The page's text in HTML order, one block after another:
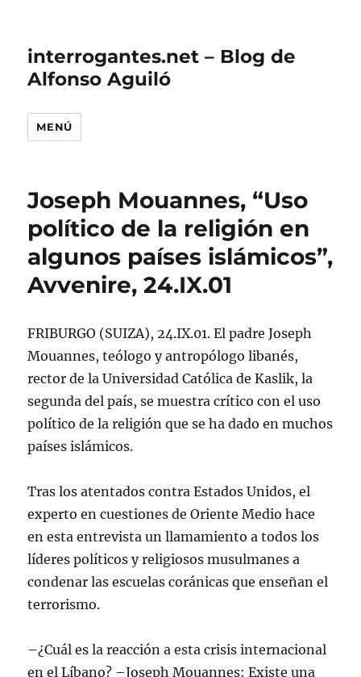
interrogantes.net – Blog de
Alfonso Aguiló
MENÚ
Joseph Mouannes, “Uso
político de la religión en
algunos países islámicos”,
Avvenire, 24.IX.01
FRIBURGO (SUIZA), 24.IX.01. El padre Joseph
Mouannes, teólogo y antropólogo libanés,
rector de la Universidad Católica de Kaslik, la
segunda del país, se muestra crítico con el uso
político de la religión que se ha dado en muchos
países islámicos.
Tras los atentados contra Estados Unidos, el
experto en cuestiones de Oriente Medio hace
en esta entrevista un llamamiento a todos los
líderes políticos y religiosos musulmanes a
condenar las escuelas coránicas que enseñan el
terrorismo.
–¿Cuál es la reacción a esta crisis internacional
en el Líbano? –Joseph Mouannes: Existe una